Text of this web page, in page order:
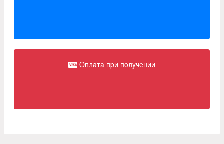
Оплата при получении